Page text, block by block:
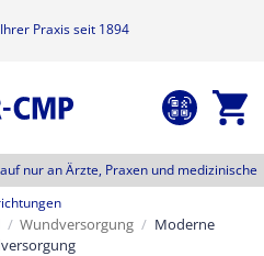
Praxis seit 1894
nur an Ärzte, Praxen und medizinische
/ Wundversorgung / Moderne